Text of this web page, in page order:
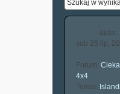
autor:
sob 25 lip,
Forum:
4x4
Temat: